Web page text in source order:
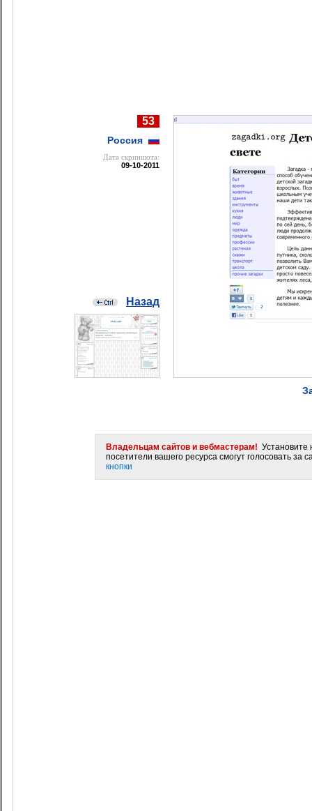
53
Россия
Дата cкриншота:
09-10-2011
Назад
Владельцам сайтов и вебмастерам! Установите
посетители вашего ресурса смогут голосовать за
кнопки